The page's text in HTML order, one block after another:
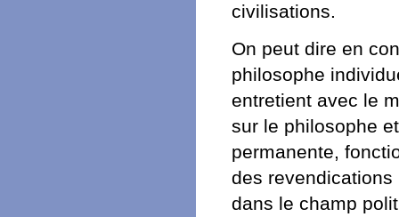
civilisations.
On peut dire en
philosophe
entretient avec le
sur le philosophe
permanente,
des
dans le champ